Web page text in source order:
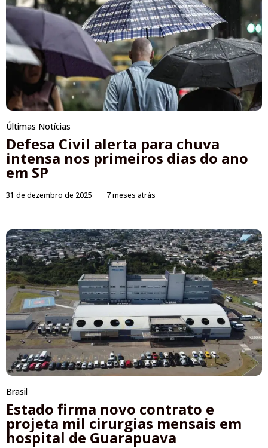
Últimas Notícias
Defesa Civil alerta para chuva
intensa nos primeiros dias do ano
em SP
31 de dezembro de 2025 7 meses atrás
Brasil
Estado firma novo contrato e
projeta mil cirurgias mensais em
hospital de Guarapuava